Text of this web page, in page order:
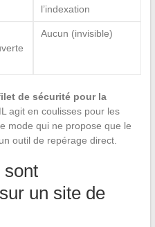
l’indexation
Aucun (invisible)
de sécurité pour la
agit en coulisses pour les
mode qui ne propose que le
outil de repérage direct.
sont
un site de